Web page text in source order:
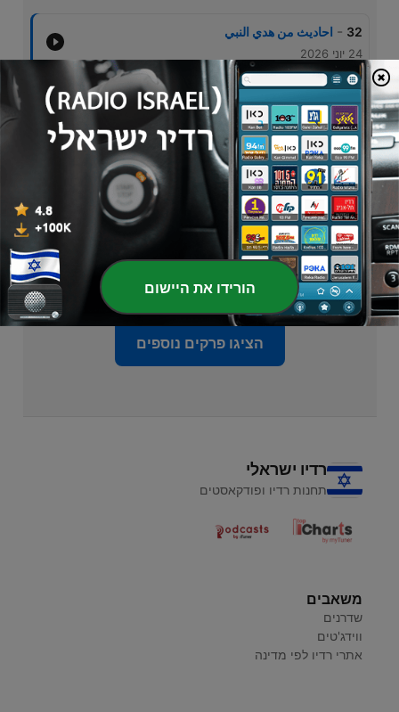
32
- ‏احاديث ‏من هدي النبي
24 יוני 2026
31
- ‏احاديث من هدي النبي
15 יוני 2026
30
- ‏المقاصد الإجماليه للجزء التاسع من القرآن الكريم
11 יוני 2026
29
- ‏احاديث من هدي النبي
09 יוני 2026
28
-
Prophetic Guidance
06 יוני 2026
הציגו פרקים נוספים
רדיו ישראלי
תחנות רדיו ופודקאסטים
משאבים
שדרנים
ווידג'טים
אתרי רדיו לפי מדינה
הורידו את היישום